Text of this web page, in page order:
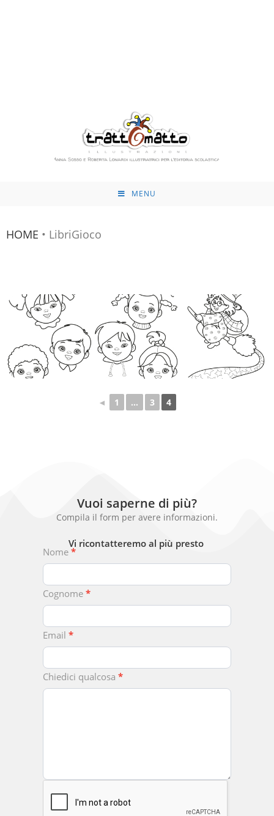
MENU
HOME • LibriGioco
◄ 1 … 3 4
Vuoi saperne di più?
Compila il form per avere informazioni.
Vi ricontatteremo al più presto
Chiedici
Qualcosa
Nome *
Cognome *
Email *
Chiedici qualcosa *